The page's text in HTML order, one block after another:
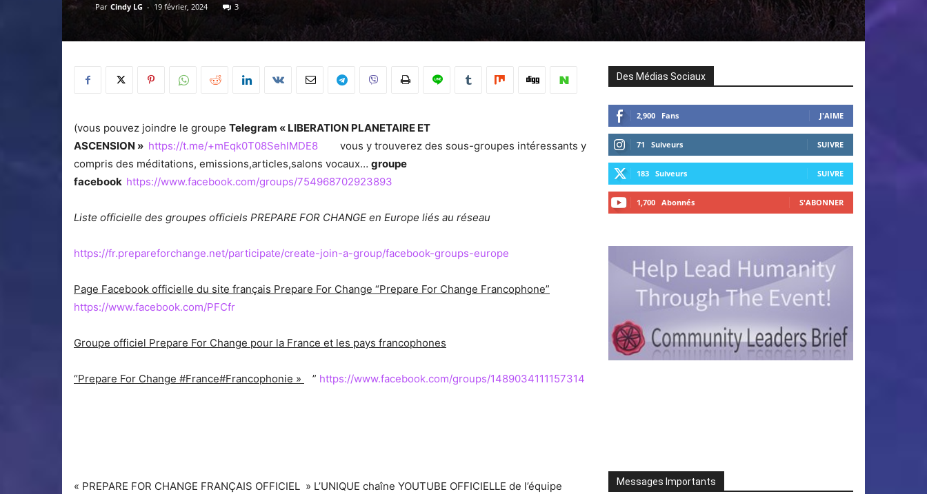
Par Cindy LG - 19 février, 2024 3
(vous pouvez joindre le groupe Telegram « LIBERATION PLANETAIRE ET
ASCENSION » https://t.me/+mEqk0T08SehlMDE8 vous y trouverez des sous-groupes intéressants y
compris des méditations, emissions,articles,salons vocaux… groupe
facebook https://www.facebook.com/groups/754968702923893
Liste officielle des groupes officiels PREPARE FOR CHANGE en Europe liés au réseau
https://fr.prepareforchange.net/participate/create-join-a-group/facebook-groups-europe
Page Facebook officielle du site français Prepare For Change “Prepare For Change Francophone”
https://www.facebook.com/PFCfr
Groupe officiel Prepare For Change pour la France et les pays francophones
“Prepare For Change #France#Francophonie » ” https://www.facebook.com/groups/1489034111157314
« PREPARE FOR CHANGE FRANÇAIS OFFICIEL » L’UNIQUE chaîne YOUTUBE OFFICIELLE de l’équipe
Des Médias Sociaux
2,900 Fans J'AIME
71 Suiveurs SUIVRE
183 Suiveurs SUIVRE
1,700 Abonnés S'ABONNER
Messages Importants